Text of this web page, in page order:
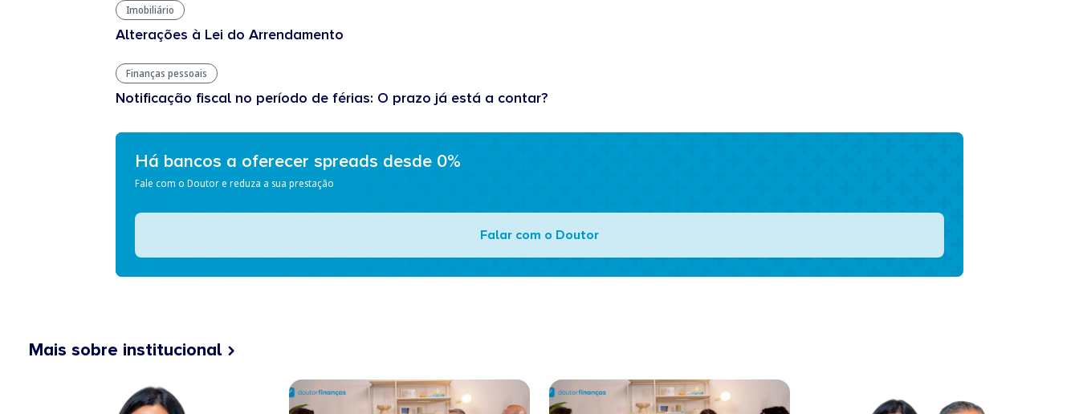
Imobiliário
Alterações à Lei do Arrendamento
Finanças pessoais
Notificação fiscal no período de férias: O prazo já está a contar?
Há bancos a oferecer spreads desde 0%
Fale com o Doutor e reduza a sua prestação
Falar com o Doutor
Mais sobre institucional